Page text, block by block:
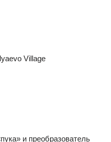
Village
и преобразователь